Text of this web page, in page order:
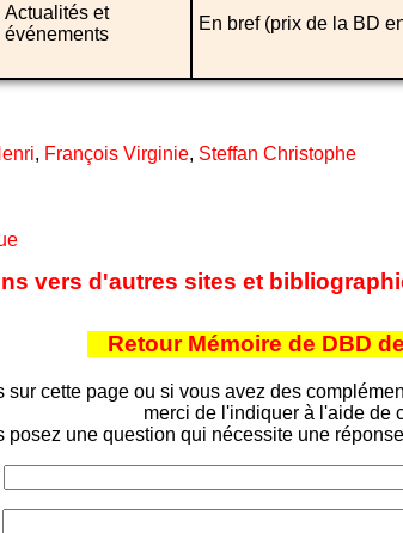
Actualités et
événements
En bref (prix de la BD
, François Virginie, Steffan Christophe
vers d'autres sites et
Retour Mémoire de DBD
sur cette page ou si vous avez des
merci de l'indiquer à l'aide de
posez une question qui nécessite une